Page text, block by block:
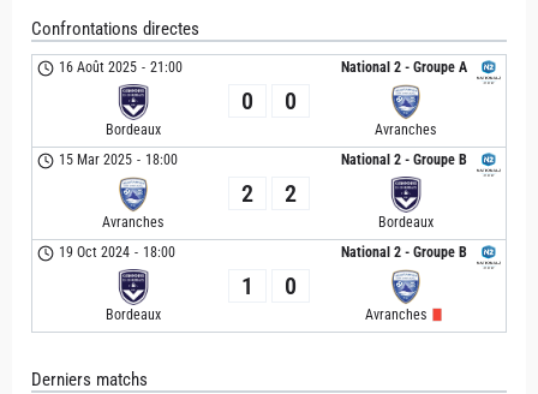
Confrontations directes
National 2 - Groupe A
16 Août 2025 - 21:00
Bordeaux
0 0
Avranches
National 2 - Groupe B
15 Mar 2025 - 18:00
Avranches
2 2
Bordeaux
National 2 - Groupe B
19 Oct 2024 - 18:00
Bordeaux
1 0
Avranches
Derniers matchs